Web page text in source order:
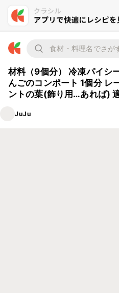
材料（9個分） 冷凍パイシ
んごのコンポート 1個分 レ
ントの葉(飾り用…あれば)
JuJu